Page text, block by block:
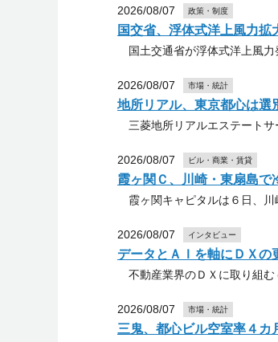
2026/08/07 政策・制度
国交省、浮体式洋上風力
国土交通省が浮体式洋上風力
2026/08/07 市場・統計
地所リアル、東京都心は
三菱地所リアルエステートサ
2026/08/07 ビル・商業・賃貸
霞ヶ関Ｃ、川崎・東扇島
霞ヶ関キャピタルは６日、
2026/08/07 インタビュー
データとＡＩを軸にＤＸ
不動産業界のＤＸに取り組む
2026/08/07 市場・統計
三鬼、都心ビル空室率４カ